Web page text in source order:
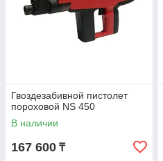
Гвоздезабивной пистолет
пороховой NS 450
В наличии
167 600 ₸